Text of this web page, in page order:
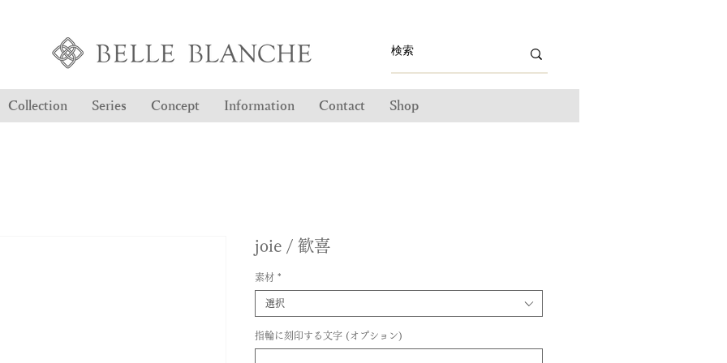
Collection Series Concept Information Contact Shop
joie / 歓喜
素材 *
選択
指輪に刻印する文字 (オプション)